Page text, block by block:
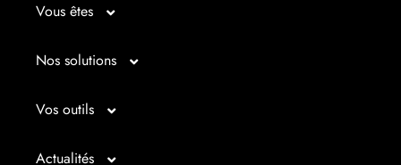
Vous êtes
Micro entrepreneur
Créateur d’entreprise
Repreneur d’entreprise
Nos solutions
Entrepreunariat
Gestion
Vos outils
Bilan imagé
Actualités